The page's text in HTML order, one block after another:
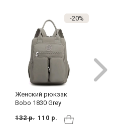
-20%
Женский рюкзак
Bobo 1830 Grey
132 р. 110 р.